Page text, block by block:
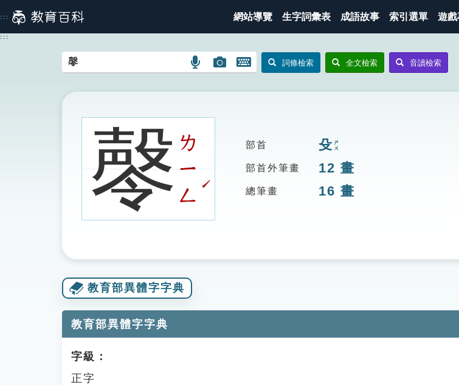
到
主
::: 網站導覽 生字詞彙表 成語故事 索引選單 遊
:::
語
搜
圖
圖
搜
開
鍵
詞條檢索 全文檢索 音讀檢索
㲆ㄌ
ㄧ
ㄥ
ˊ
部首 殳ㄕㄨ
部首外筆畫 12 畫
總筆畫 16 畫
教育部異體字字典
教育部異體字字典
字級：
正字